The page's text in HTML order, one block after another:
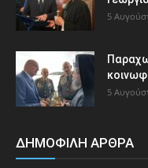
5
5
ΔΗΜΟΦΙΛΗ ΑΡΘΡΑ